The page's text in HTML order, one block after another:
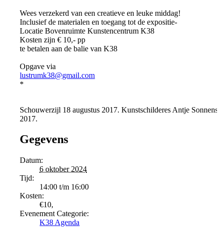
Wees verzekerd van een creatieve en leuke middag!
Inclusief de materialen en toegang tot de expositie-
Locatie Bovenruimte Kunstencentrum K38
Kosten zijn € 10,- pp
te betalen aan de balie van K38
Opgave via
lustrumk38@gmail.com
*
Schouwerzijl 18 augustus 2017. Kunstschilderes Antje
2017.
Gegevens
Datum:
6 oktober 2024
Tijd:
14:00 t/m 16:00
Kosten:
€10,
Evenement Categorie:
K38 Agenda